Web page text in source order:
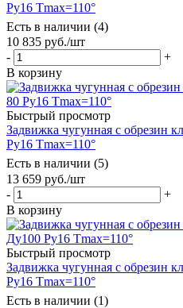
Ру16 Tmax=110°
Есть в наличии (4)
10 835 руб./шт
-
+
В корзину
Быстрый просмотр
Задвижка чугунная с обрезин
Ру16 Tmax=110°
Есть в наличии (5)
13 659 руб./шт
-
+
В корзину
Быстрый просмотр
Задвижка чугунная с обрезин
Ру16 Tmax=110°
Есть в наличии (1)